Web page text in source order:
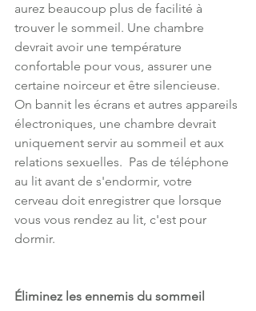
aurez beaucoup plus de facilité à
trouver le sommeil. Une chambre
devrait avoir une température
confortable pour vous, assurer une
certaine noirceur et être silencieuse.
On bannit les écrans et autres appareils
électroniques, une chambre devrait
uniquement servir au sommeil et aux
relations sexuelles.  Pas de téléphone
au lit avant de s'endormir, votre
cerveau doit enregistrer que lorsque
vous vous rendez au lit, c'est pour
dormir.
Éliminez les ennemis du sommeil